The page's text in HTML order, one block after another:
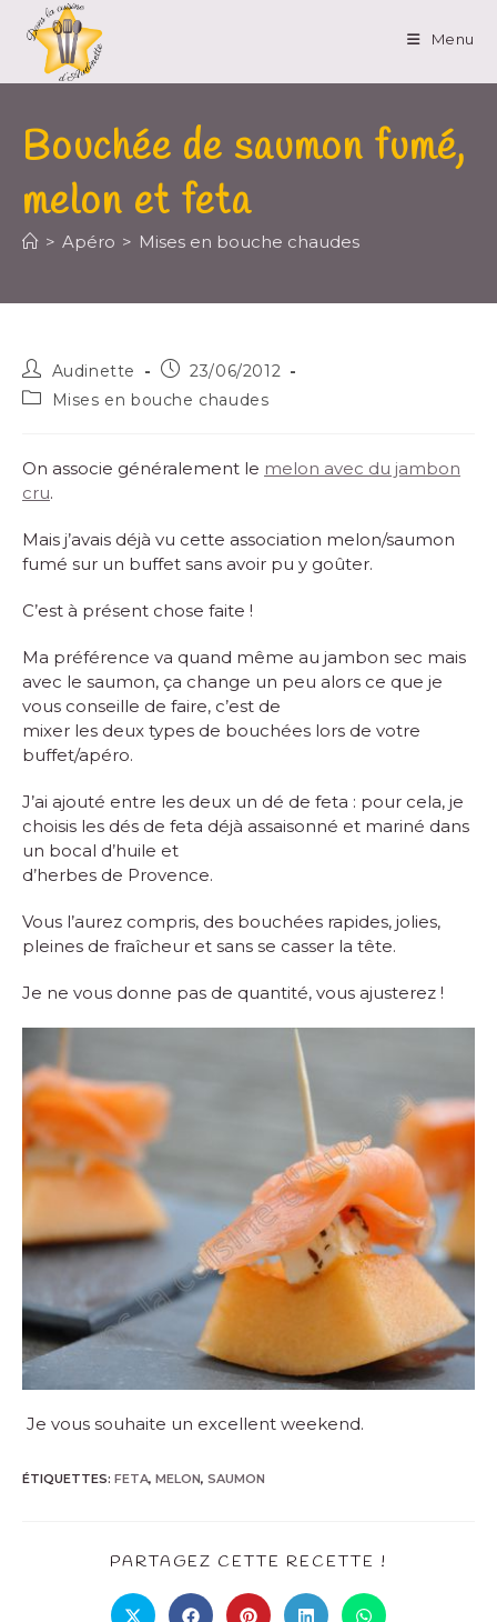
Menu
Bouchée de saumon fumé,
melon et feta
> Apéro > Mises en bouche chaudes
Audinette
23/06/2012
Mises en bouche chaudes
On associe généralement le melon avec du jambon
cru.
Mais j’avais déjà vu cette association melon/saumon
fumé sur un buffet sans avoir pu y goûter.
C’est à présent chose faite !
Ma préférence va quand même au jambon sec mais
avec le saumon, ça change un peu alors ce que je
vous conseille de faire, c’est de
mixer les deux types de bouchées lors de votre
buffet/apéro.
J’ai ajouté entre les deux un dé de feta : pour cela, je
choisis les dés de feta déjà assaisonné et mariné dans
un bocal d’huile et
d’herbes de Provence.
Vous l’aurez compris, des bouchées rapides, jolies,
pleines de fraîcheur et sans se casser la tête.
Je ne vous donne pas de quantité, vous ajusterez !
Je vous souhaite un excellent weekend.
ÉTIQUETTES: FETA, MELON, SAUMON
PARTAGEZ CETTE RECETTE !